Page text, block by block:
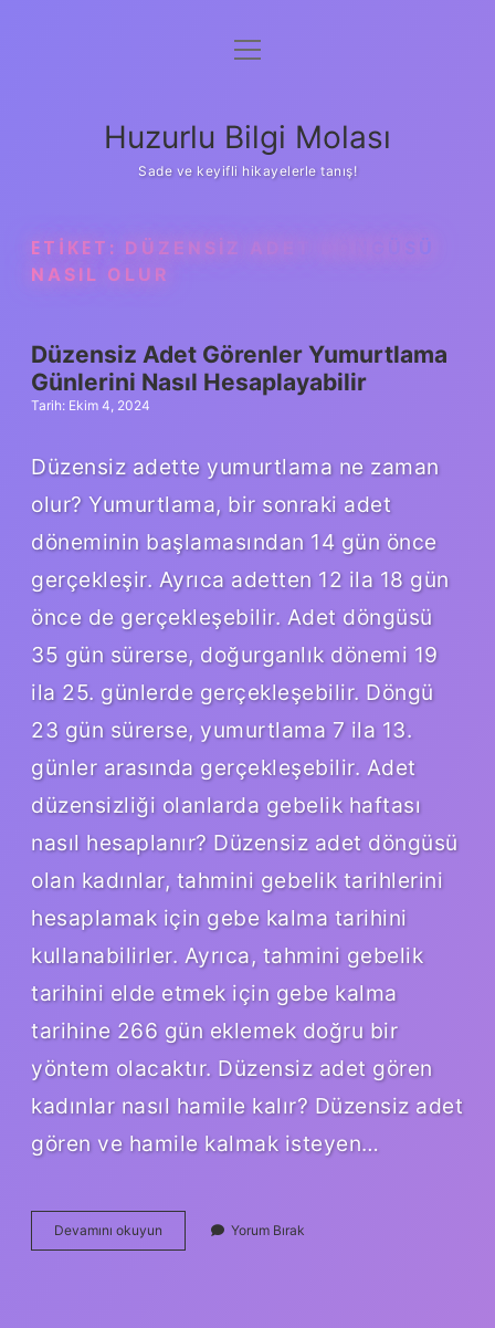
Anasayfa
Yasal Uyarı
menüyü
Huzurlu Bilgi Molası
Sade ve keyifli hikayelerle tanış!
ETIKET: DÜZENSIZ ADET DÖNGÜSÜ
NASIL OLUR
Düzensiz Adet Görenler Yumurtlama
Günlerini Nasıl Hesaplayabilir
Tarih: Ekim 4, 2024
Düzensiz adette yumurtlama ne zaman
olur? Yumurtlama, bir sonraki adet
döneminin başlamasından 14 gün önce
gerçekleşir. Ayrıca adetten 12 ila 18 gün
önce de gerçekleşebilir. Adet döngüsü
35 gün sürerse, doğurganlık dönemi 19
ila 25. günlerde gerçekleşebilir. Döngü
23 gün sürerse, yumurtlama 7 ila 13.
günler arasında gerçekleşebilir. Adet
düzensizliği olanlarda gebelik haftası
nasıl hesaplanır? Düzensiz adet döngüsü
olan kadınlar, tahmini gebelik tarihlerini
hesaplamak için gebe kalma tarihini
kullanabilirler. Ayrıca, tahmini gebelik
tarihini elde etmek için gebe kalma
tarihine 266 gün eklemek doğru bir
yöntem olacaktır. Düzensiz adet gören
kadınlar nasıl hamile kalır? Düzensiz adet
gören ve hamile kalmak isteyen…
Devamını okuyun Düzensiz
Adet
Yorum Bırak